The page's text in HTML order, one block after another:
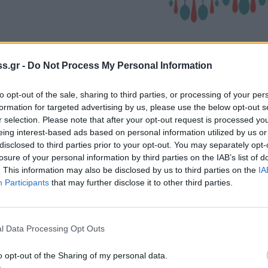
- Do Not Process My Personal Information
opt-out of the sale, sharing to third parties, or processing of your
for targeted advertising by us, please use the below opt-out
selection. Please note that after your opt-out request is processed
interest-based ads based on personal information utilized by us
to third parties prior to your opt-out. You may separately
of your personal information by third parties on the IAB’s list of
This information may also be disclosed by us to third parties on the
Participants that may further disclose it to other third parties.
Data Processing Opt Outs
opt-out of the Sharing of my personal data.
υποβλήθηκε στα αυστηρά και
υποβάλλεται κάθε προϊόν σύμφωνα με
εκτίμηση της ικανότητας της σύστασής
και φυσικών ελεύθερων ριζών .
μπορούν να οδηγήσουν σε μεταλλάξεις.
σημαντικά ενδογενή βιομόρια
σύγχρονο τρόπο ζωής και συσχετίζονται